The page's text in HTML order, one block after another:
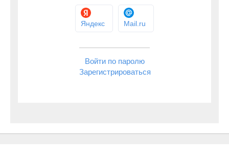
Яндекс Mail.ru
Войти по паролю
Зарегистрироваться